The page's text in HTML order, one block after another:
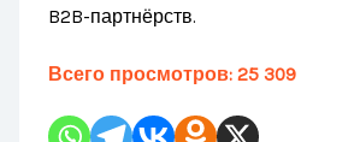
B2B-партнёрств.
Всего просмотров: 25 309